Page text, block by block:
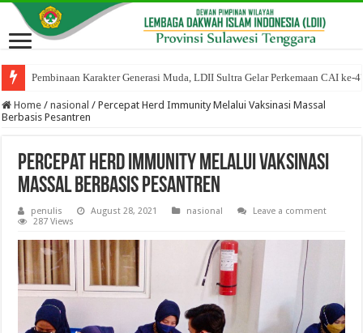
Pembinaan Karakter Generasi Muda, LDII Sultra Gelar Perkemaan CAI ke-
Home / nasional / Percepat Herd Immunity Melalui Vaksinasi Massal
Berbasis Pesantren
Percepat Herd Immunity Melalui Vaksinasi
Massal Berbasis Pesantren
penulis August 28, 2021 nasional
Leave a comment
287 Views